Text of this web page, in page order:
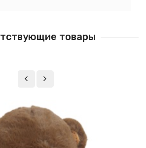
товары